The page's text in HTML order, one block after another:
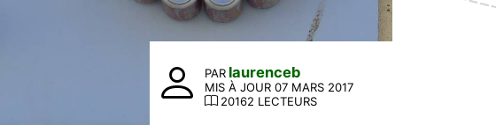
PAR laurenceb
MIS À JOUR 07 MARS 2017
20162 LECTEURS